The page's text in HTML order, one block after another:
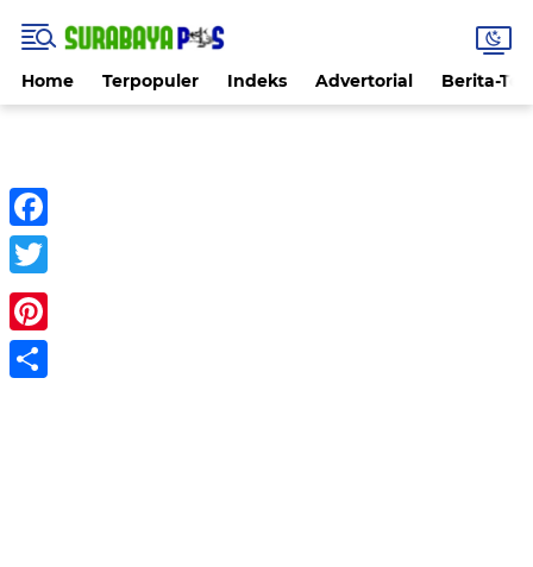
Home Terpopuler Indeks Advertorial Berita-
Facebook
Twitter
Pinterest